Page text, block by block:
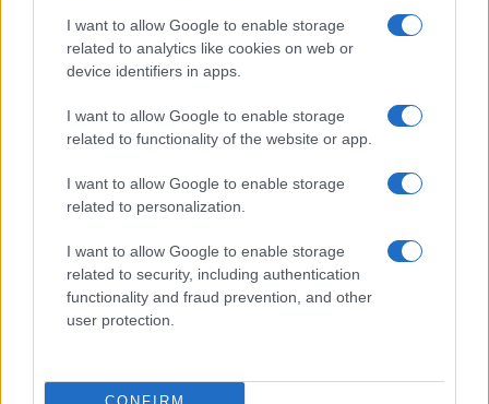
I want to allow Google to enable storage
related to analytics like cookies on web or
device identifiers in apps.
I want to allow Google to enable storage
related to functionality of the website or app.
I want to allow Google to enable storage
related to personalization.
I want to allow Google to enable storage
related to security, including authentication
functionality and fraud prevention, and other
user protection.
CONFIRM
Lesújtva fogadtuk a hírt: meghalt a Rebbe
bizalmasa